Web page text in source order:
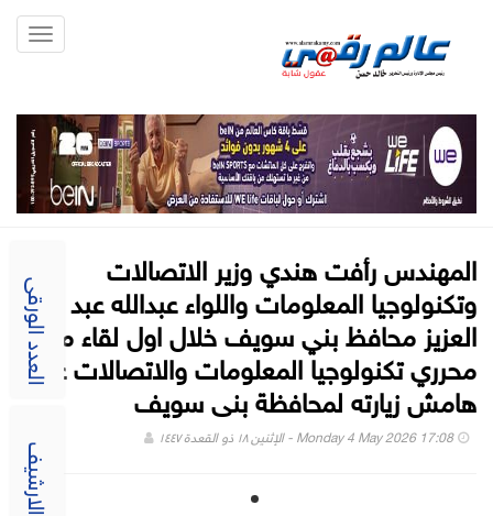
العدد الورقى
الارشيف
المهندس رأفت هندي وزير الاتصالات
وتكنولوجيا المعلومات واللواء عبدالله عبد
العزيز محافظ بني سويف خلال اول لقاء مع
محرري تكنولوجيا المعلومات والاتصالات على
هامش زيارته لمحافظة بنى سويف
Monday 4 May 2026 17:08 - الإثنين ١٨ ذو القعدة ١٤٤٧